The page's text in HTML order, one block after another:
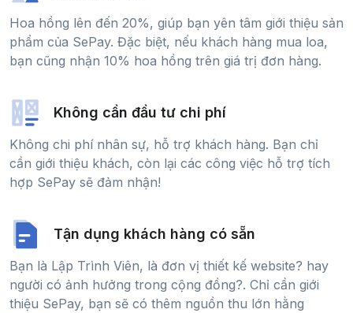
Hoa hồng lên đến 20%, giúp bạn yên tâm giới thiệu sản
phẩm của SePay. Đặc biệt, nếu khách hàng mua loa,
bạn cũng nhận 10% hoa hồng trên giá trị đơn hàng.
Không cần đầu tư chi phí
Không chi phí nhân sự, hỗ trợ khách hàng. Bạn chỉ
cần giới thiệu khách, còn lại các công việc hỗ trợ tích
hợp SePay sẽ đảm nhận!
Tận dụng khách hàng có sẵn
Bạn là Lập Trình Viên, là đơn vị thiết kế website? hay
người có ảnh hưởng trong cộng đồng?. Chỉ cần giới
thiệu SePay, bạn sẽ có thêm nguồn thu lớn hằng